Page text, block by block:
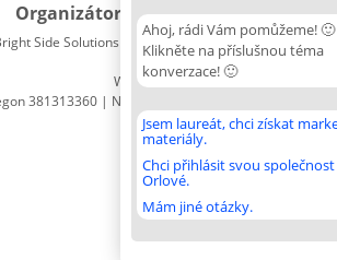
Ahoj, rádi Vám pomůžeme! 🙂
Klikněte na příslušnou téma
konverzace! 🙂
Jsem laureát, chci získat
materiály.
Chci přihlásit svou
Orlové.
Mám jiné otázky.
Organizátor hlasování
Side Solutions sp. z o. o. sp. k.
ul. Ruska 22
Wrocław 50-079
381313360 | NIP 8943132676
Vítězové
Seznam
Zásady
Zásady
ochrany
údajů